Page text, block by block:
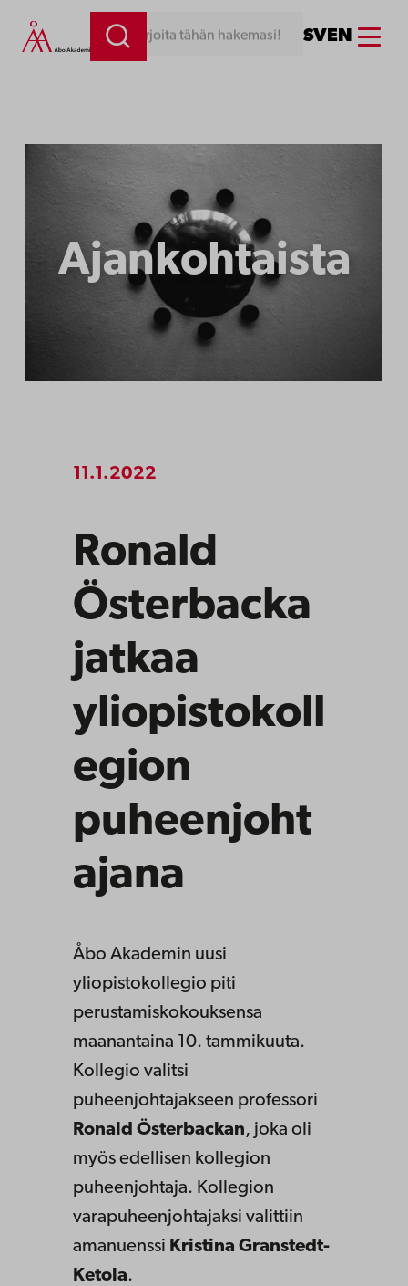
Siirry
sisältöön
Kirjoita tähän hakemasi! SVEN Menu
Ajankohtaista
11.1.2022
Ronald
Österbacka
jatkaa
yliopistokoll
egion
puheenjoht
ajana
Åbo Akademin uusi
yliopistokollegio piti
perustamiskokouksensa
maanantaina 10. tammikuuta.
Kollegio valitsi
puheenjohtajakseen professori
Ronald Österbackan, joka oli
myös edellisen kollegion
puheenjohtaja. Kollegion
varapuheenjohtajaksi valittiin
amanuenssi Kristina Granstedt-
Ketola.